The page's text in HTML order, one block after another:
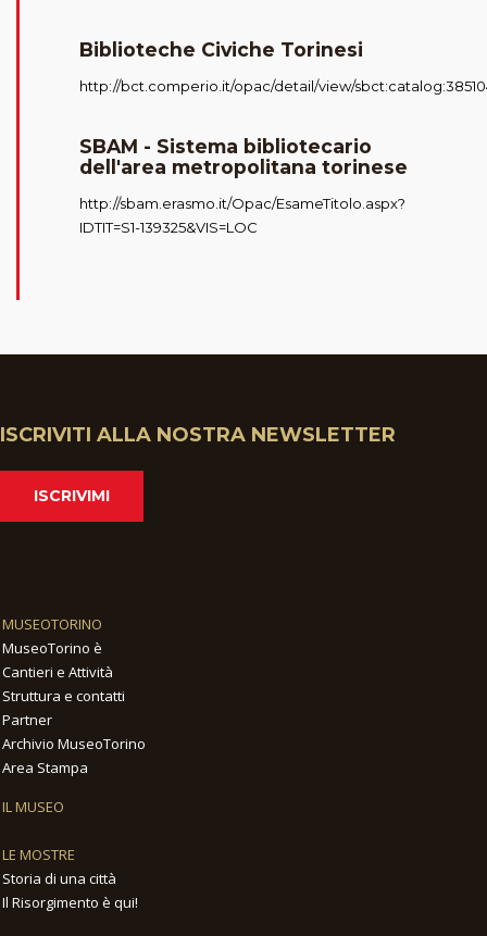
Biblioteche Civiche Torinesi
http://bct.comperio.it/opac/detail/view/
SBAM - Sistema bibliotecario
dell'area metropolitana torinese
http://sbam.erasmo.it/Opac/EsameTitolo.aspx?
IDTIT=S1-139325&VIS=LOC
ISCRIVITI ALLA NOSTRA NEWSLETTER
ISCRIVIMI
MUSEOTORINO
MuseoTorino è
Cantieri e Attività
Struttura e contatti
Partner
Archivio MuseoTorino
Area Stampa
IL MUSEO
LE MOSTRE
Storia di una città
Il Risorgimento è qui!